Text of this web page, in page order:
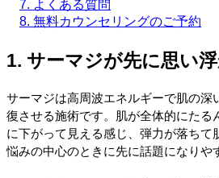
7. よくある質問
8. 無料カウンセリングのご予約
1. サーマジが先に思い
サーマジは高周波エネルギーで肌の深
復させる施術です。肌が全体的にたる
に下がって見える感じ、弾力が落ちて
悩みの中心のときに先に話題になりや